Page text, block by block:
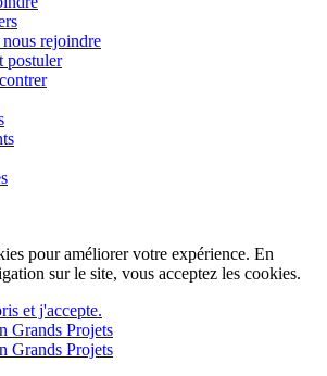
rejoindre
postuler
pour améliorer votre expérience. En
sur le site, vous acceptez les cookies.
et j'accepte.